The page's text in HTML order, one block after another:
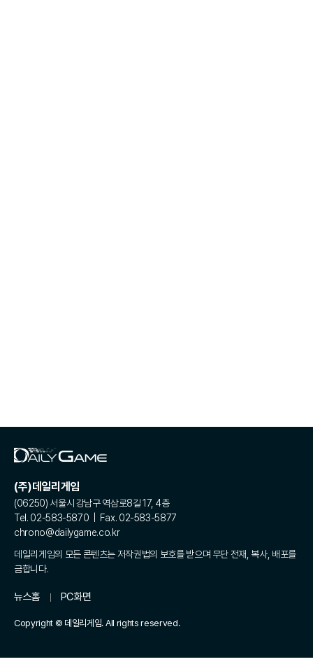
(주)데일리게임
(06250) 서울시 강남구 역삼로8길 17, 4층
Tel. 02-583-5870 | Fax. 02-583-5877
chrono@dailygame.co.kr
데일리게임의 모든 콘텐츠는 저작권법의 보호를 받으며 무단 전재, 복사, 배포를
금합니다.
뉴스홈 PC화면
Copyright © 데일리게임. All rights reserved.